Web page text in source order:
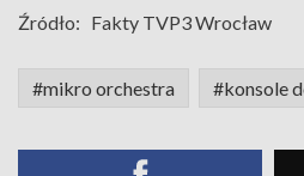
Źródło: Fakty TVP3 Wrocław
#mikro orchestra #konsole